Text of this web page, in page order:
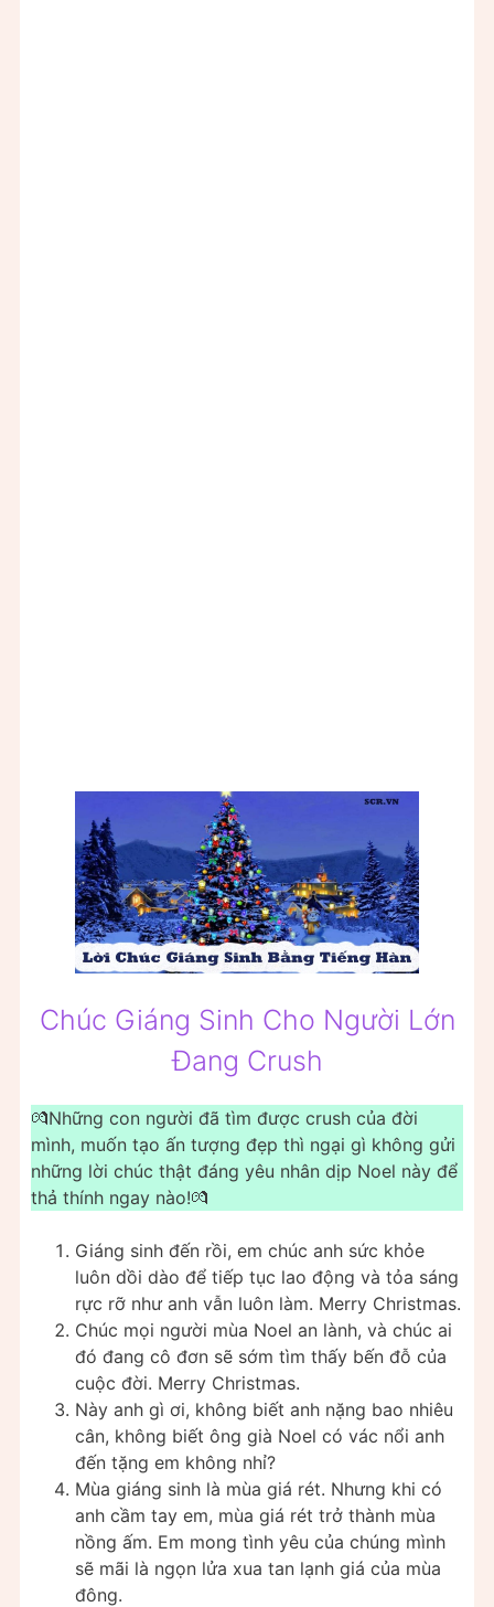
Chúc Giáng Sinh Cho Người Lớn
Đang Crush
💏Những con người đã tìm được crush của đời
mình, muốn tạo ấn tượng đẹp thì ngại gì không gửi
những lời chúc thật đáng yêu nhân dịp Noel này để
thả thính ngay nào!💏
Giáng sinh đến rồi, em chúc anh sức khỏe
luôn dồi dào để tiếp tục lao động và tỏa sáng
rực rỡ như anh vẫn luôn làm. Merry Christmas.
Chúc mọi người mùa Noel an lành, và chúc ai
đó đang cô đơn sẽ sớm tìm thấy bến đỗ của
cuộc đời. Merry Christmas.
Này anh gì ơi, không biết anh nặng bao nhiêu
cân, không biết ông già Noel có vác nổi anh
đến tặng em không nhỉ?
Mùa giáng sinh là mùa giá rét. Nhưng khi có
anh cầm tay em, mùa giá rét trở thành mùa
nồng ấm. Em mong tình yêu của chúng mình
sẽ mãi là ngọn lửa xua tan lạnh giá của mùa
đông.